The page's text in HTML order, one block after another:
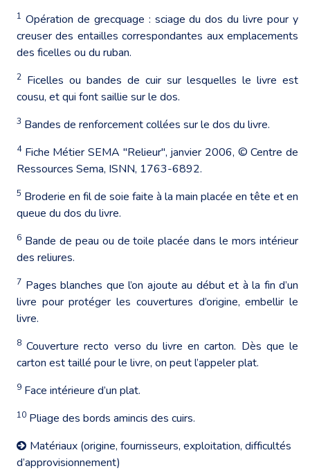
1 Opération de grecquage : sciage du dos du livre pour y
creuser des entailles correspondantes aux emplacements
des ficelles ou du ruban.
2 Ficelles ou bandes de cuir sur lesquelles le livre est
cousu, et qui font saillie sur le dos.
3 Bandes de renforcement collées sur le dos du livre.
4Fiche Métier SEMA "Relieur", janvier 2006, © Centre de
Ressources Sema, ISNN, 1763-6892.
5 Broderie en fil de soie faite à la main placée en tête et en
queue du dos du livre.
6 Bande de peau ou de toile placée dans le mors intérieur
des reliures.
7 Pages blanches que l’on ajoute au début et à la fin d’un
livre pour protéger les couvertures d’origine, embellir le
livre.
8 Couverture recto verso du livre en carton. Dès que le
carton est taillé pour le livre, on peut l’appeler plat.
9 Face intérieure d’un plat.
10 Pliage des bords amincis des cuirs.
Matériaux (origine, fournisseurs, exploitation, difficultés
d’approvisionnement)